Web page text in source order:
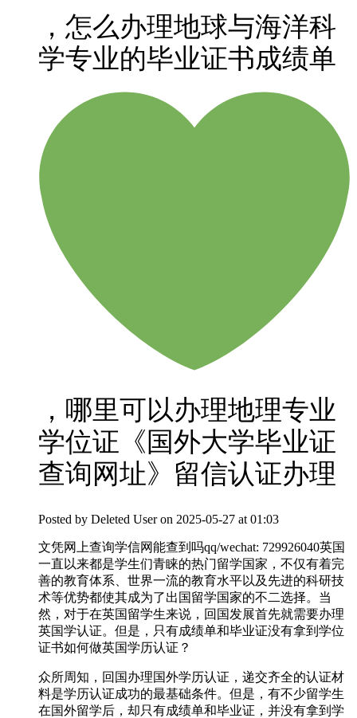
，怎么办理地球与海洋科
学专业的毕业证书成绩单
，哪里可以办理地理专业
学位证《国外大学毕业证
查询网址》留信认证办理
Posted by Deleted User on 2025-05-27 at 01:03
文凭网上查询学信网能查到吗qq/wechat: 729926040英国
一直以来都是学生们青睐的热门留学国家，不仅有着完
善的教育体系、世界一流的教育水平以及先进的科研技
术等优势都使其成为了出国留学国家的不二选择。当
然，对于在英国留学生来说，回国发展首先就需要办理
英国学认证。但是，只有成绩单和毕业证没有拿到学位
证书如何做英国学历认证？
众所周知，回国办理国外学历认证，递交齐全的认证材
料是学历认证成功的最基础条件。但是，有不少留学生
在国外留学后，却只有成绩单和毕业证，并没有拿到学